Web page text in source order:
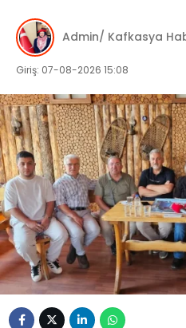
Admin/ Kafkasya
Giriş: 07-08-2026 15:08